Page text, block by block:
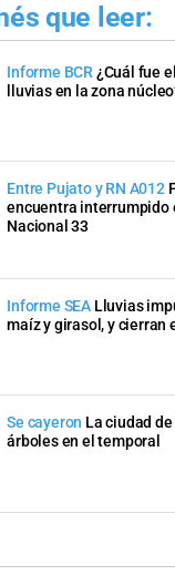
que leer:
Informe BCR¿Cuál fue
lluvias en la zona
Entre Pujato y RN A012
encuentra interrumpido
Nacional 33
Informe SEA Lluvias
maíz y girasol, y cierran
Se cayeron La ciudad
árboles en el temporal